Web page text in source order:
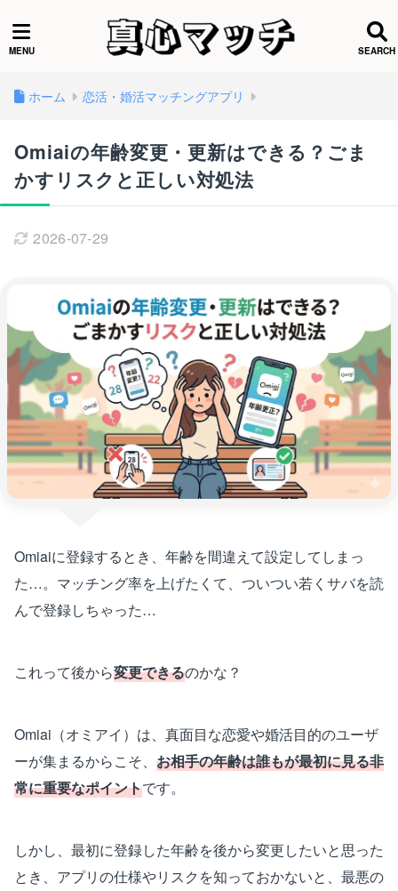
ホーム 恋活・婚活マッチングアプリ
Omiaiの年齢変更・更新はできる？ごま
かすリスクと正しい対処法
2026-07-29
Omiaiに登録するとき、年齢を間違えて設定してしまっ
た…。マッチング率を上げたくて、ついつい若くサバを読
んで登録しちゃった…
これって後から変更できるのかな？
Omiai（オミアイ）は、真面目な恋愛や婚活目的のユーザ
ーが集まるからこそ、 お相手の年齢は誰もが最初に見る非
常に重要なポイントです。
しかし、最初に登録した年齢を後から変更したいと思った
とき、アプリの仕様やリスクを知っておかないと、最悪の